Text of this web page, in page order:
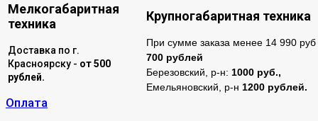
Мелкогабаритная
техника
Крупногабаритная техника
Доставка по г.
Красноярску - от 500
рублей.
При сумме заказа менее 14 990 руб
700 рублей
Березовский, р-н: 1000 руб.,
Емельяновский, р-н 1200 рублей.
Оплата